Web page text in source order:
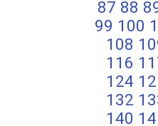
87 88
99 100
108
116
124
132
140